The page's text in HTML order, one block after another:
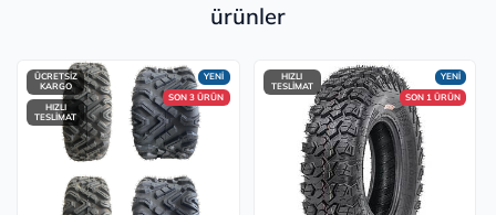
ürünler
YENİ
SON 3 ÜRÜN
ÜCRETSİZ
KARGO
HIZLI
TESLİMAT
YENİ
SON 1 ÜRÜN
HIZLI
TESLİMAT